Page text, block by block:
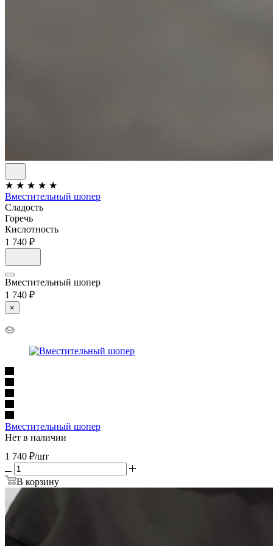
★ ★ ★ ★ ★
Вместительный шопер
Сладость
Горечь
Кислотность
1 740 ₽
Вместительный шопер
1 740 ₽
×
Вместительный шопер
Нет в наличии
1 740 ₽/шт
В корзину